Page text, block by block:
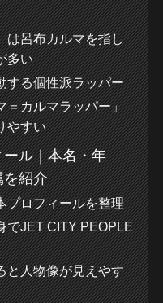
は呂布カルマを指し
多い
する個性派ラッパー
＝カルマラッパー」
やすい
ル｜本名・年
を紹介
プロフィールを整理
でJET CITY PEOPLE
と人物像が見えやす